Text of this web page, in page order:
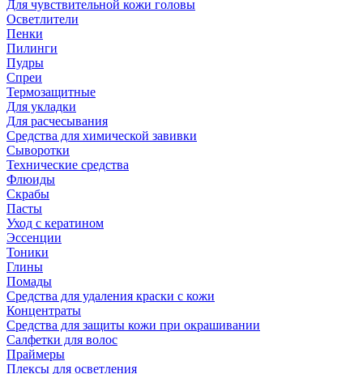
Для чувствительной кожи головы
Осветлители
Пенки
Пилинги
Пудры
Спреи
Термозащитные
Для укладки
Для расчесывания
Средства для химической завивки
Сыворотки
Технические средства
Флюиды
Скрабы
Пасты
Уход с кератином
Эссенции
Тоники
Глины
Помады
Средства для удаления краски с кожи
Концентраты
Средства для защиты кожи при окрашивании
Салфетки для волос
Праймеры
Плексы для осветления